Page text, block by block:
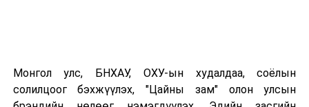
ДАРААХ МЭДЭЭ
СКАЙтел аппликэйшнд ороод оюуны цангаагаа тайлж,
Монгол улс, БНХАУ, ОХУ-ын худалдаа, соёлын
солилцоог бэхжүүлэх, "Цайны зам" олон улсын